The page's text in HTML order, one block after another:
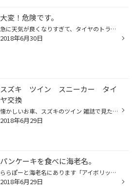
大変！危険です。
急に天気が良くなりすぎて、タイヤのトラブルが発生する事が増えて来ましたので ご注意をお願いいたします。 そんな中、１台のお車入店しましたがパンクしている状態。 以前、どこかでパンク修理した跡が残っていますが、危険なパンク修理です。 サイドの部分は乗り心地を良くする場所です。釘、ビ...
2018年6月30日
スズキ ツイン スニーカー タイ
ヤ交換
懐かしいお車、スズキのツイン 雑誌で見たことを思い出しましたが 確か、パワステ・エアコンを非装備で車両価格を49万円（税別）を表示されていました。 ２人が乗車できる車でした。お客様が大事に乗っていらっしゃいますで丁寧に。 ブリヂストン スニーカー2 135/80Ｒ12 4本 本日取り付けとなりま...
2018年6月29日
パンケーキを食べに海老名。
ららぽーと海老名にあります「アイボリッシュ」（Ivorish）に行って来ました。 本当のメインは映画鑑賞でしたが、女子たちはランチ重視となりました。 ららぽーと海老名に到着しましたが、自分は何処の店に行くか？ 聞いてませんでした。 勝手に予約入れていたようで、順番待ちをしている人の横を素...
2018年6月29日